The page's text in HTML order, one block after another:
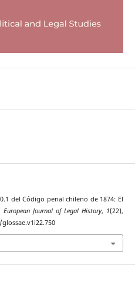
del Código penal chileno de 1874: El
European Journal of Legal History, 1(22),